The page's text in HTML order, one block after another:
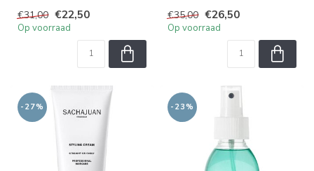
Silk Technology. Verzorgt...
€31,00 €22,50
Op voorraad
€35,00 €26,50
Op voorraad
-27% -23%